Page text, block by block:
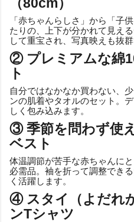
（80cm）
「赤ちゃんらしさ」から「子
たりの、上下が分かれて見え
して重宝され、写真映えも抜群
② プレミアムな綿
ト
自分ではなかなか買わない、
ンの肌着やタオルのセット。
しく包み込みます。
③ 季節を問わず使
ベスト
体温調節が苦手な赤ちゃんに
必需品。袖を折って調整でき
く活躍します。
④ スタイ（よだれ
ンTシャツ